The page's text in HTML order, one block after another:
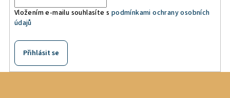
Vložením e-mailu souhlasíte s podmínkami ochrany osobních
údajů
Přihlásit se
Z